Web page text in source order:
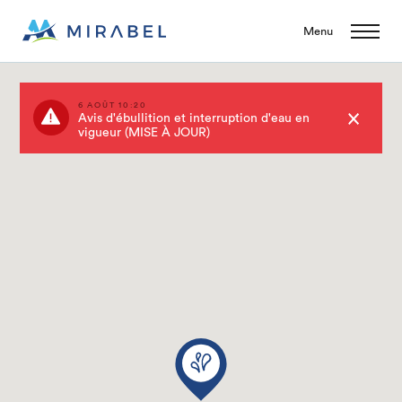
Menu
6 AOÛT 10:20
Avis d'ébullition et interruption d'eau en
vigueur (MISE À JOUR)